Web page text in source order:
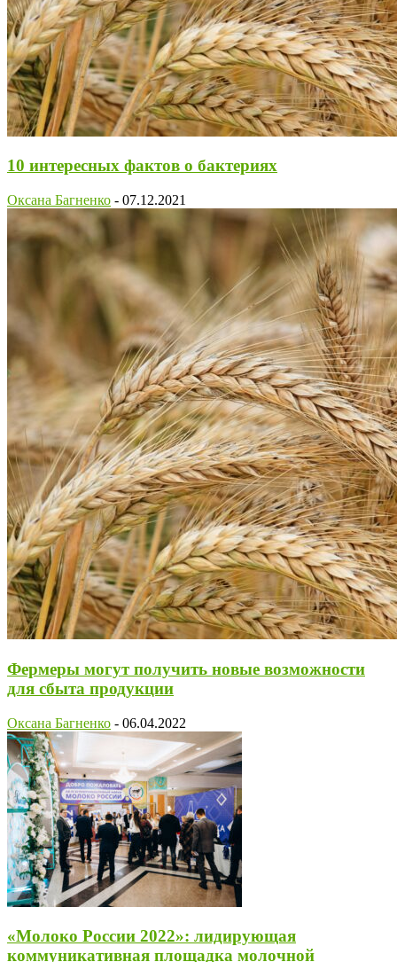
10 интересных фактов о бактериях
Оксана Багненко - 07.12.2021
Фермеры могут получить новые возможности
для сбыта продукции
Оксана Багненко - 06.04.2022
«Молоко России 2022»: лидирующая
коммуникативная площадка молочной